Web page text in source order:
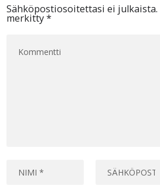
Sähköpostiosoitettasi ei julkaista.
merkitty*